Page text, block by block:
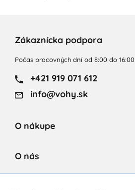
Zákaznícka podpora
Počas pracovných dní od 8:00 do 16:00
+421 919 071 612
info@vohy.sk
O nákupe
O nás